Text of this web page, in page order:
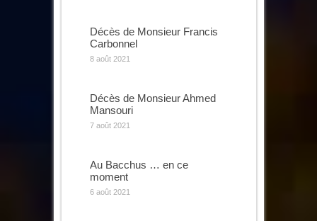
Décès de Monsieur Francis
Carbonnel
8 août 2021
Décès de Monsieur Ahmed
Mansouri
7 août 2021
Au Bacchus … en ce
moment
6 août 2021